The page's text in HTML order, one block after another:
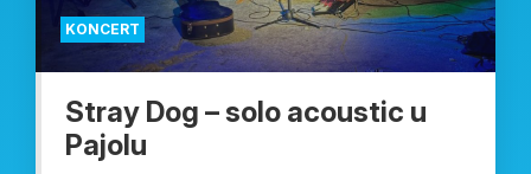
KONCERT
Stray Dog – solo acoustic u
Pajolu